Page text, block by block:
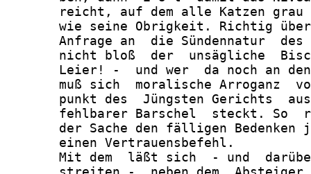
reicht, auf dem alle Katzen
wie seine Obrigkeit. Richtig
Anfrage an  die Sündennatur
nicht bloß  der  unsägliche
Leier! -  und wer  da noch an
muß sich  moralische Arroganz
punkt des  Jüngsten Gerichts
fehlbarer Barschel  steckt. So
der Sache den fälligen Bedenken
       einen Vertrauensbefehl.
Mit dem  läßt sich  - und